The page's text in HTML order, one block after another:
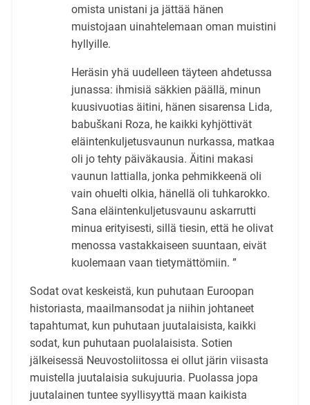
omista unistani ja jättää hänen
muistojaan uinahtelemaan oman muistini
hyllyille.
Heräsin yhä uudelleen täyteen ahdetussa
junassa: ihmisiä säkkien päällä, minun
kuusivuotias äitini, hänen sisarensa Lida,
babuškani Roza, he kaikki kyhjöttivät
eläintenkuljetusvaunun nurkassa, matkaa
oli jo tehty päiväkausia. Äitini makasi
vaunun lattialla, jonka pehmikkeenä oli
vain ohuelti olkia, hänellä oli tuhkarokko.
Sana eläintenkuljetusvaunu askarrutti
minua erityisesti, sillä tiesin, että he olivat
menossa vastakkaiseen suuntaan, eivät
kuolemaan vaan tietymättömiin. ”
Sodat ovat keskeistä, kun puhutaan Euroopan
historiasta, maailmansodat ja niihin johtaneet
tapahtumat, kun puhutaan juutalaisista, kaikki
sodat, kun puhutaan puolalaisista. Sotien
jälkeisessä Neuvostoliitossa ei ollut järin viisasta
muistella juutalaisia sukujuuria. Puolassa jopa
juutalainen tuntee syyllisyyttä maan kaikista